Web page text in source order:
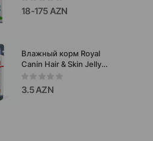
весом
18-175 AZN
Влажный корм Royal
Canin Hair & Skin Jelly
для взрослых кошек для
красоты и здоровья
шерсти со вкусом
3.5 AZN